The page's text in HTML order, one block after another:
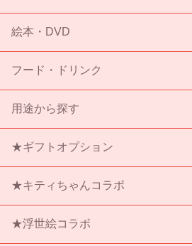
絵本・DVD
フード・ドリンク
用途から探す
★ギフトオプション
★キティちゃんコラボ
★浮世絵コラボ